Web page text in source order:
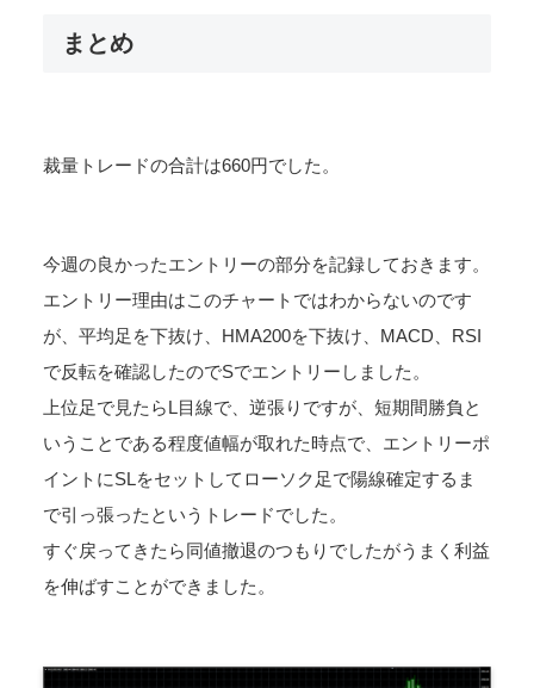
まとめ
裁量トレードの合計は660円でした。
今週の良かったエントリーの部分を記録しておきます。
エントリー理由はこのチャートではわからないのです
が、平均足を下抜け、HMA200を下抜け、MACD、RSI
で反転を確認したのでSでエントリーしました。
上位足で見たらL目線で、逆張りですが、短期間勝負と
いうことである程度値幅が取れた時点で、エントリーポ
イントにSLをセットしてローソク足で陽線確定するま
で引っ張ったというトレードでした。
すぐ戻ってきたら同値撤退のつもりでしたがうまく利益
を伸ばすことができました。